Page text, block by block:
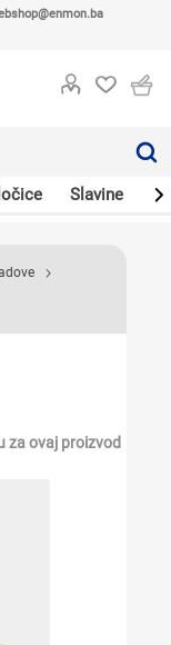
Slavine
za ovaj proizvod